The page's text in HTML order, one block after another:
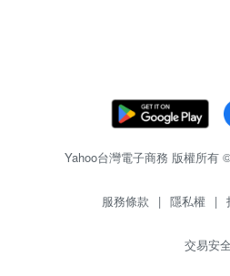
Yahoo台灣電子商務 版權所有
服務條款 | 隱私權 |
交易安全